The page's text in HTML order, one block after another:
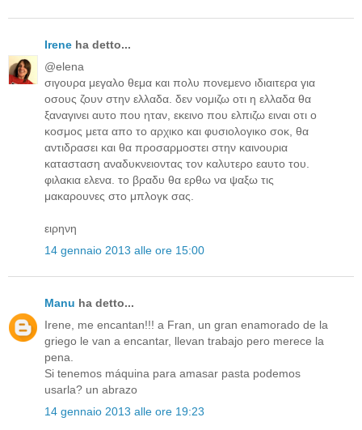
Irene ha detto...
@elena
σιγουρα μεγαλο θεμα και πολυ πονεμενο ιδιαιτερα για
οσους ζουν στην ελλαδα. δεν νομιζω οτι η ελλαδα θα
ξαναγινει αυτο που ηταν, εκεινο που ελπιζω ειναι οτι ο
κοσμος μετα απο το αρχικο και φυσιολογικο σοκ, θα
αντιδρασει και θα προσαρμοστει στην καινουρια
κατασταση αναδυκνειοντας τον καλυτερο εαυτο του.
φιλακια ελενα. το βραδυ θα ερθω να ψαξω τις
μακαρουνες στο μπλογκ σας.
ειρηνη
14 gennaio 2013 alle ore 15:00
Manu ha detto...
Irene, me encantan!!! a Fran, un gran enamorado de la
griego le van a encantar, llevan trabajo pero merece la
pena.
Si tenemos máquina para amasar pasta podemos
usarla? un abrazo
14 gennaio 2013 alle ore 19:23